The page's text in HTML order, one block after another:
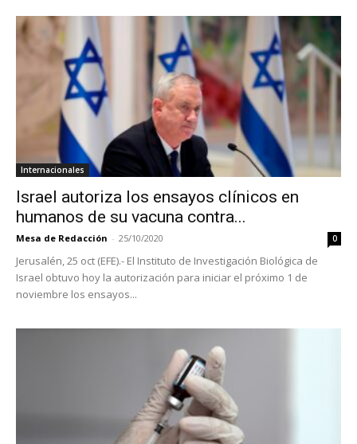
Internacionales
Israel autoriza los ensayos clínicos en
humanos de su vacuna contra...
Mesa de Redacción - 25/10/2020 0
Jerusalén, 25 oct (EFE).- El Instituto de Investigación Biológica de
Israel obtuvo hoy la autorización para iniciar el próximo 1 de
noviembre los ensayos...